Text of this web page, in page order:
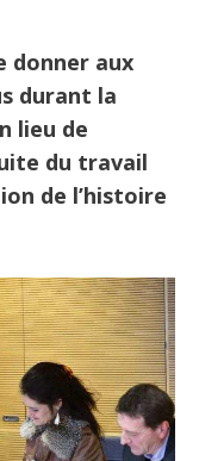
donner aux
durant la
lieu de
du travail
de l’histoire